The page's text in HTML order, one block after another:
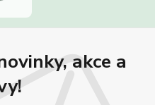
akce a